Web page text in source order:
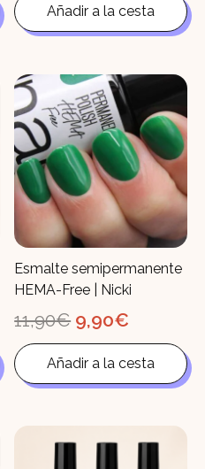
era:
11,90€.
es:
9,90€.
Añadir a la cesta
Esmalte semipermanente
HEMA-Free | Nicki
11,90€ El
precio
original
era:
11,90€.
9,90€
actual
es:
9,90€.
Añadir a la cesta